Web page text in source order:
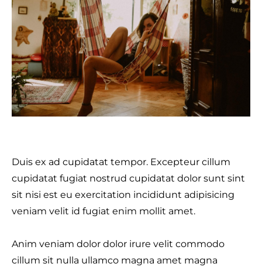
Duis ex ad cupidatat tempor. Excepteur cillum
cupidatat fugiat nostrud cupidatat dolor sunt sint
sit nisi est eu exercitation incididunt adipisicing
veniam velit id fugiat enim mollit amet.
Anim veniam dolor dolor irure velit commodo
cillum sit nulla ullamco magna amet magna